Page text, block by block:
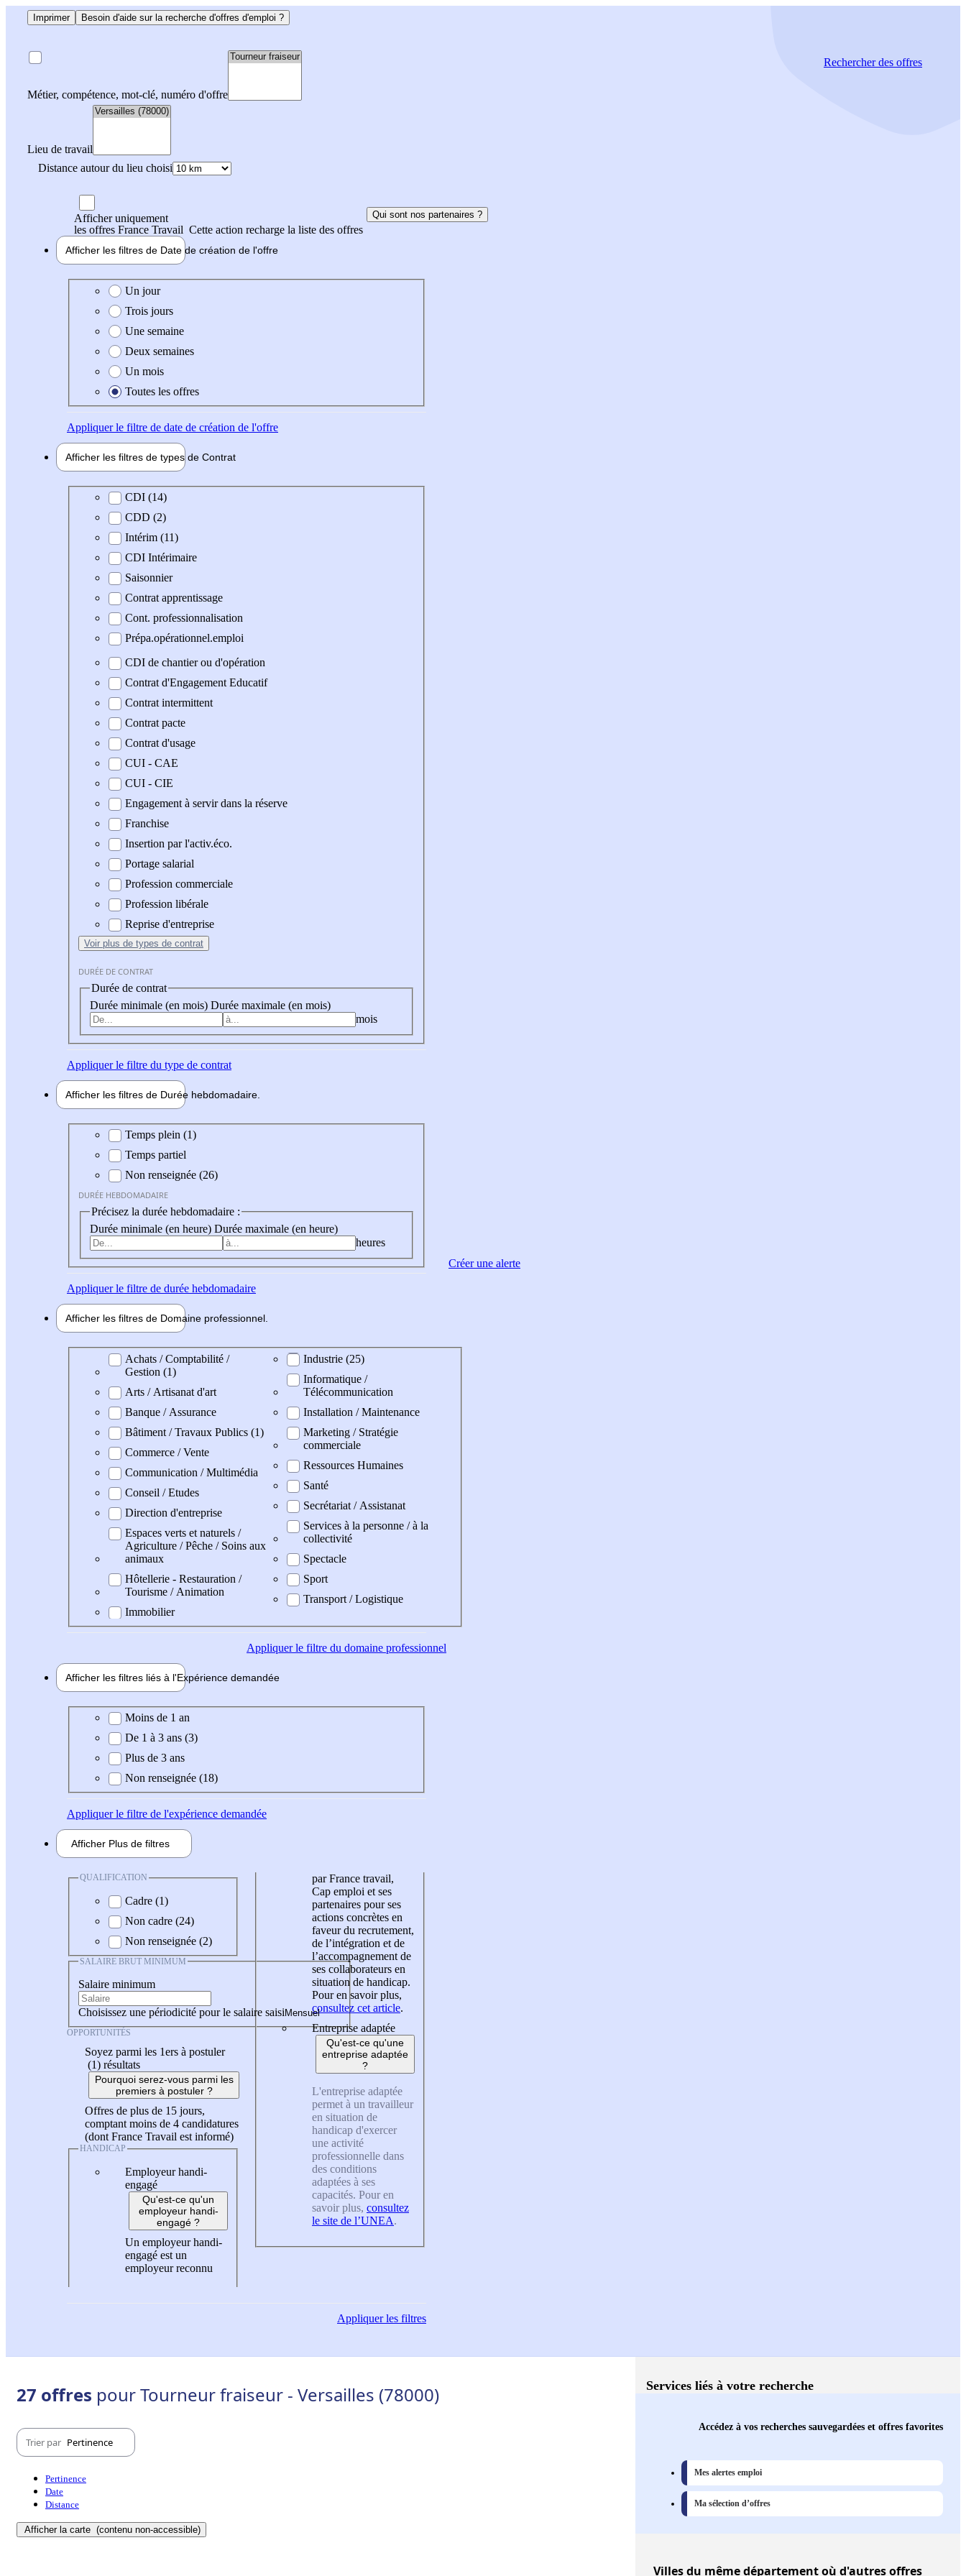
Imprimer Besoin d'aide sur la recherche d'offres d'emploi ?
Métier, compétence, mot-clé, numéro d'offre
Lieu de travail
Distance autour du lieu choisi
Rechercherdes offres
Afficher uniquement
les offres France Travail Cette action recharge la liste des offres
Qui sont nos partenaires ?
Afficher les filtres de Date de création de l'offre
Date de création de l'offre
Un jour
Trois jours
Une semaine
Deux semaines
Un mois
Toutes les offres
Appliquerle filtre de date de création de l'offre
Afficher les filtres de types de Contrat
Type de contratCDI (14)
CDD (2)
Intérim (11)
CDI Intérimaire
Saisonnier
Contrat apprentissage
Cont. professionnalisation
Prépa.opérationnel.emploi
CDI de chantier ou d'opération
Contrat d'Engagement Educatif
Contrat intermittent
Contrat pacte
Contrat d'usage
CUI - CAE
CUI - CIE
Engagement à servir dans la réserve
Franchise
Insertion par l'activ.éco.
Portage salarial
Profession commerciale
Profession libérale
Reprise d'entreprise
Voir plus de types de contrat
DURÉE DE CONTRAT
Durée de contrat
Durée minimale (en mois) Durée maximale (en mois)
mois
Appliquerle filtre du type de contrat
Afficher les filtres de Durée hebdomadaire
Durée hebdomadaire
Temps plein (1)
Temps partiel
Non renseignée (26)
DURÉE HEBDOMADAIRE
Précisez la durée hebdomadaire :
Durée minimale (en heure) Durée maximale (en heure)
heures
Appliquerle filtre de durée hebdomadaire
Afficher les filtres de Domaine professionnel
Domaine professionel
Achats / Comptabilité /
Gestion (1)
Arts / Artisanat d'art
Banque / Assurance
Bâtiment / Travaux Publics (1)
Commerce / Vente
Communication / Multimédia
Conseil / Etudes
Direction d'entreprise
Espaces verts et naturels /
Agriculture / Pêche / Soins aux
animaux
Hôtellerie - Restauration /
Tourisme / Animation
Immobilier
Industrie (25)
Informatique /
Télécommunication
Installation / Maintenance
Marketing / Stratégie
commerciale
Ressources Humaines
Santé
Secrétariat / Assistanat
Services à la personne / à la
collectivité
Spectacle
Sport
Transport / Logistique
Appliquerle filtre du domaine professionnel
Afficher les filtres liés à l'Expérience demandée
Expérience demandée
Moins de 1 an
De 1 à 3 ans (3)
Plus de 3 ans
Non renseignée (18)
Appliquerle filtre de l'expérience demandée
Afficher Plus de filtres
QUALIFICATION
Cadre (1)
Non cadre (24)
Non renseignée (2)
SALAIRE BRUT MINIMUM
Salaire minimum
Choisissez une périodicité pour le salaire saisi
OPPORTUNITÉS
Soyez parmi les 1ers à postuler
(1) résultats
Pourquoi serez-vous parmi les
premiers à postuler ?
Offres de plus de 15 jours,
comptant moins de 4 candidatures
(dont France Travail est informé)
HANDICAP
Employeur handi-
engagé
Qu'est-ce qu'un
employeur handi-
engagé ?
Un employeur handi-
engagé est un
employeur reconnu
par France travail,
Cap emploi et ses
partenaires pour ses
actions concrètes en
faveur du recrutement,
de l’intégration et de
l’accompagnement de
ses collaborateurs en
situation de handicap.
Pour en savoir plus,
consultez cet article.
Entreprise adaptée
Qu'est-ce qu'une
entreprise adaptée
?
L'entreprise adaptée
permet à un travailleur
en situation de
handicap d'exercer
une activité
professionnelle dans
des conditions
adaptées à ses
capacités. Pour en
savoir plus, consultez
le site de l’UNEA.
Appliquerles filtres
Créer une alerte
27 offres pour Tourneur fraiseur - Versailles (78000)
Trier par Pertinence
Pertinence
Date
Distance
Afficher la carte (contenu non-accessible)
Services liés à votre recherche
Accédez à vos recherches sauvegardées et offres favorites
Mes alertes emploi
Ma sélection d’offres
Villesdu même département où d'autres offres